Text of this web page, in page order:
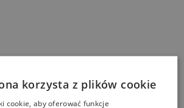
korzysta z plików cookie
cookie, aby oferować funkcje